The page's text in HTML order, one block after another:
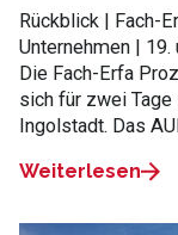
Rückblick | Fach-
Unternehmen |
Die Fach-Erfa
sich für zwei
Ingolstadt. Das
Weiterlesen